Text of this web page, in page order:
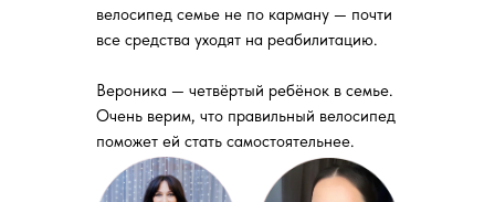
велосипед семье не по карману — почти
все средства уходят на реабилитацию.
Вероника — четвёртый ребёнок в семье.
Очень верим, что правильный велосипед
поможет ей стать самостоятельнее.